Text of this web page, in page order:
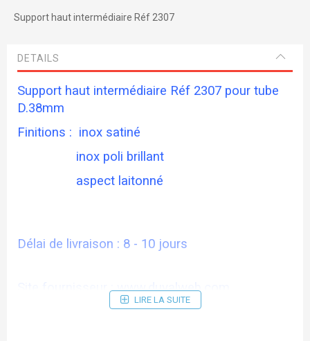
Support haut intermédiaire Réf 2307
DETAILS
Support haut intermédiaire Réf 2307 pour tube
D.38mm
Finitions : inox satiné
inox poli brillant
aspect laitonné
Délai de livraison : 8 - 10 jours
Site fournisseur :www.duvalweb.com
LIRE LA SUITE